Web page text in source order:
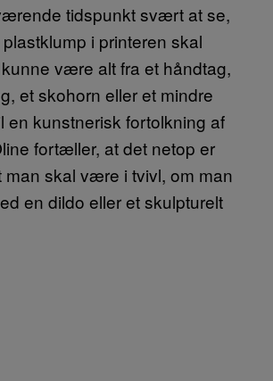
tidspunkt svært at se,
i printeren skal
være alt fra et håndtag,
et skohorn eller et mindre
en kunstnerisk fortolkning af
fortæller, at det netop er
man skal være i tvivl, om man
en dildo eller et skulpturelt